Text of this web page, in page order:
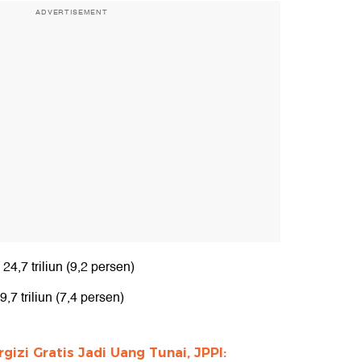
ADVERTISEMENT
triliun (9,2 persen)
triliun (7,4 persen)
Gratis Jadi Uang Tunai, JPPI: